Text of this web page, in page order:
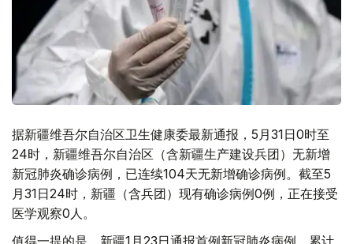
据新疆维吾尔自治区卫生健康委最新通报，5月31日0时至
24时，新疆维吾尔自治区（含新疆生产建设兵团）无新增
新冠肺炎确诊病例，已连续104天无新增确诊病例。截至5
月31日24时，新疆（含兵团）现有确诊病例0例，正在接受
医学观察0人。
值得一提的是，新疆1月23日通报首例新冠肺炎病例，累计